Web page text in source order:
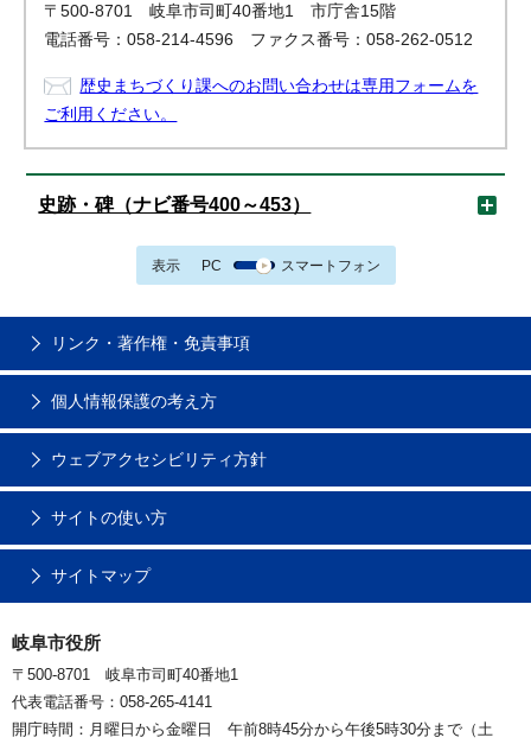
〒500-8701 岐阜市司町40番地1 市庁舎15階
電話番号：058-214-4596 ファクス番号：058-262-0512
歴史まちづくり課へのお問い合わせは専用フォームを
ご利用ください。
史跡・碑（ナビ番号400～453）
表示 PC スマートフォン
リンク・著作権・免責事項
個人情報保護の考え方
ウェブアクセシビリティ方針
サイトの使い方
サイトマップ
岐阜市役所
〒500-8701 岐阜市司町40番地1
代表電話番号：058-265-4141
開庁時間：月曜日から金曜日 午前8時45分から午後5時30分まで（土